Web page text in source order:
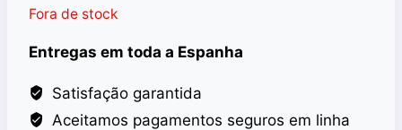
Fora de stock
Entregas em toda a Espanha
Satisfação garantida
Aceitamos pagamentos seguros em linha